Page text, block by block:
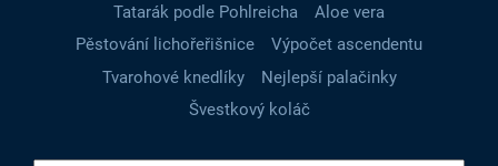
Tatarák podle Pohlreicha
Aloe vera
Pěstování lichořeřišnice
Výpočet ascendentu
Tvarohové knedlíky
Nejlepší palačinky
Švestkový koláč